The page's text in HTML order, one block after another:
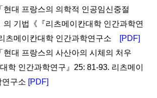
대 프랑스의 의학적 인공임신중절
의 기법《『리츠메이칸대학 인간과학연
츠메이칸대학 인간과학연구소 [PDF]
대 프랑스의 사산아의 시체의 처우
대학 인간과학연구』25: 81-93. 리츠메이
구소 [PDF]